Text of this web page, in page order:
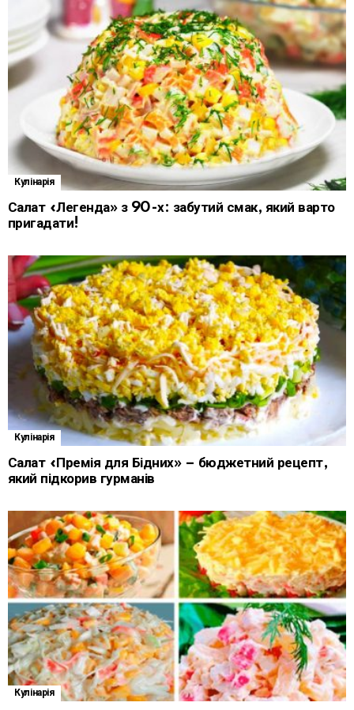
Кулінарія
Салат «Легенда» з 90-х: забутий смак, який варто
пригадати!
Кулінарія
Салат «Премія для Бідних» – бюджетний рецепт,
який підкорив гурманів
Кулінарія